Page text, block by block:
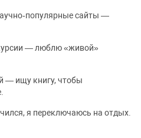
сайты —
— люблю «живой»
— ищу книгу, чтобы
я переключаюсь на отдых.